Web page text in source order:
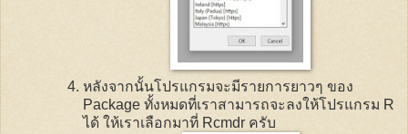
หลังจากนั้นโปรแกรมจะมีรายการยาวๆ ของ
Package ทั้งหมดที่เราสามารถจะลงให้โปรแกรม R
ได้ ให้เราเลือกมาที่ Rcmdr ครับ